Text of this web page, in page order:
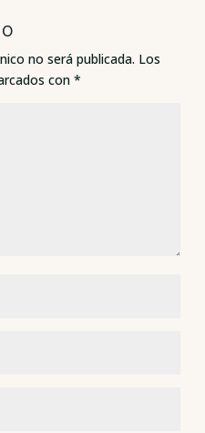
no será publicada. Los
con *